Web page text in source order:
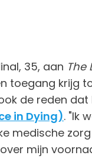
35, aan The
toegang krijg
de reden
in Dying). "Ik
medische
mijn